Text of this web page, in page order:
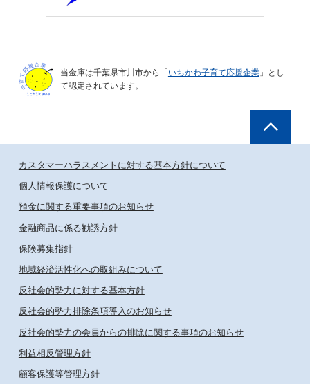
当金庫は千葉県市川市から「いちかわ子育て応援企業」とし
て認定されています。
カスタマーハラスメントに対する基本方針について
個人情報保護について
預金に関する重要事項のお知らせ
金融商品に係る勧誘方針
保険募集指針
地域経済活性化への取組みについて
反社会的勢力に対する基本方針
反社会的勢力排除条項導入のお知らせ
反社会的勢力の会員からの排除に関する事項のお知らせ
利益相反管理方針
顧客保護等管理方針